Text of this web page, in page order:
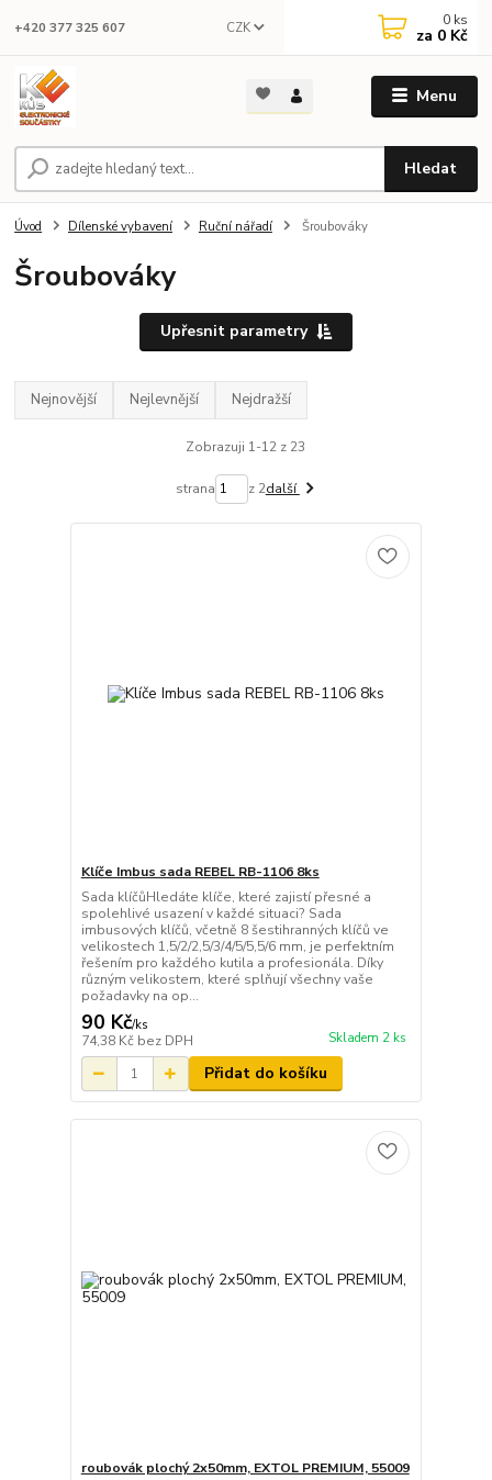
Menu
CZK
Hledat
+420 377 325 607 0 ks
za 0 Kč
Úvod Dílenské vybavení Ruční nářadí Šroubováky
Šroubováky
Upřesnit parametry
Nejnovější Nejlevnější Nejdražší
Zobrazuji 1-12 z 23
strana z 2další
Klíče Imbus sada REBEL RB-1106 8ks
Sada klíčůHledáte klíče, které zajistí přesné a
spolehlivé usazení v každé situaci? Sada
imbusových klíčů, včetně 8 šestihranných klíčů ve
velikostech 1,5/2/2,5/3/4/5/5,5/6 mm, je perfektním
řešením pro každého kutila a profesionála. Díky
různým velikostem, které splňují všechny vaše
požadavky na op...
90 Kč/ks
74,38 Kč bez DPH Skladem 2 ks
Přidat do košíku
roubovák plochý 2x50mm, EXTOL PREMIUM, 55009